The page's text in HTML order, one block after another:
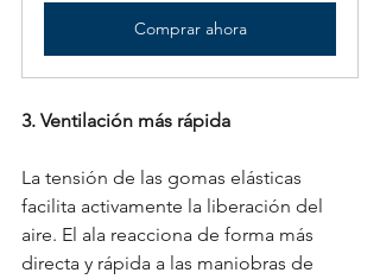
Comprar ahora
3. Ventilación más rápida
La tensión de las gomas elásticas
facilita activamente la liberación del
aire. El ala reacciona de forma más
directa y rápida a las maniobras de